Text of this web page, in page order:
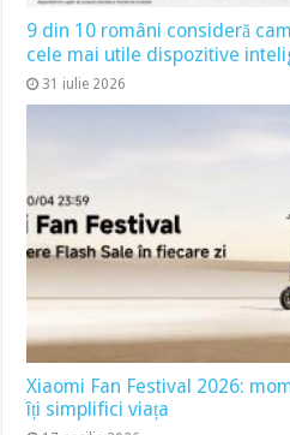
9 din 10 români consideră
cele mai utile dispozitive
31 iulie 2026
Xiaomi Fan Festival 2026:
îți simplifici viața